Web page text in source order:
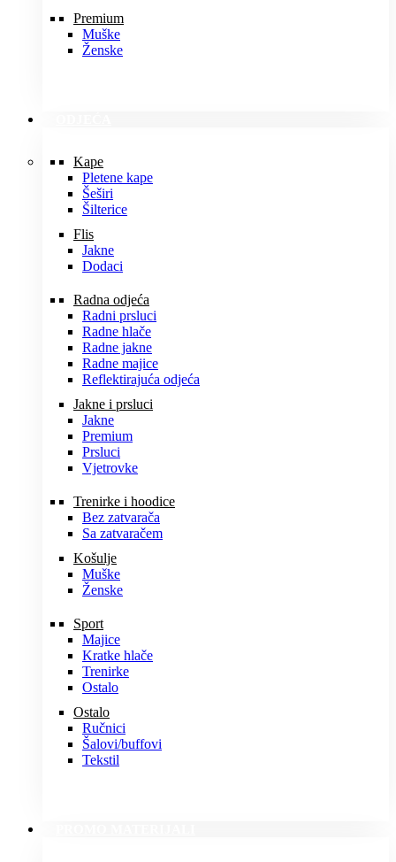
Premium
Muške
Ženske
Kape
Pletene kape
Šeširi
Šilterice
Flis
Jakne
Dodaci
Radna odjeća
Radni prsluci
Radne hlače
Radne jakne
Radne majice
Reflektirajuća odjeća
Jakne i prsluci
Jakne
Premium
Prsluci
Vjetrovke
Trenirke i hoodice
Bez zatvarača
Sa zatvaračem
Košulje
Muške
Ženske
Sport
Majice
Kratke hlače
Trenirke
Ostalo
Ostalo
Ručnici
Šalovi/buffovi
Tekstil